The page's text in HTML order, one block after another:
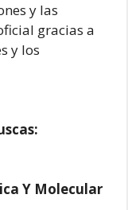
y las
gracias a
y los
Y Molecular